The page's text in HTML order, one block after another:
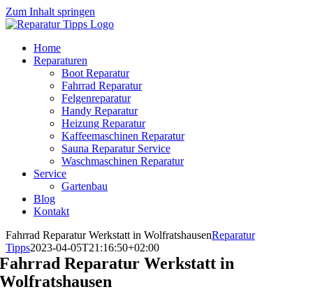
Zum Inhalt springen
Home
Reparaturen
Boot Reparatur
Fahrrad Reparatur
Felgenreparatur
Handy Reparatur
Heizung Reparatur
Kaffeemaschinen Reparatur
Sauna Reparatur Service
Waschmaschinen Reparatur
Service
Gartenbau
Blog
Kontakt
Fahrrad Reparatur Werkstatt in WolfratshausenReparatur
Tipps2023-04-05T21:16:50+02:00
Fahrrad Reparatur Werkstatt in
Wolfratshausen